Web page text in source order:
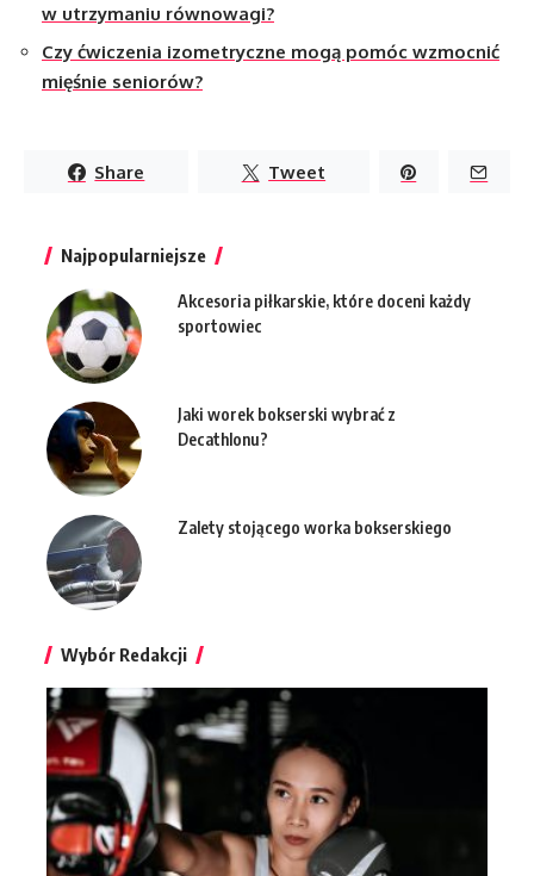
w utrzymaniu równowagi?
Czy ćwiczenia izometryczne mogą pomóc wzmocnić
mięśnie seniorów?
Share Tweet
Najpopularniejsze
Akcesoria piłkarskie, które doceni każdy
sportowiec
Jaki worek bokserski wybrać z
Decathlonu?
Zalety stojącego worka bokserskiego
Wybór Redakcji